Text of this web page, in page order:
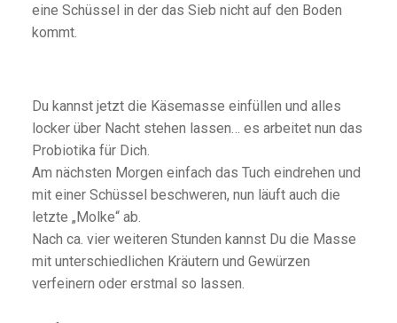
eine Schüssel in der das Sieb nicht auf den Boden
kommt.
Du kannst jetzt die Käsemasse einfüllen und alles
locker über Nacht stehen lassen… es arbeitet nun das
Probiotika für Dich.
Am nächsten Morgen einfach das Tuch eindrehen und
mit einer Schüssel beschweren, nun läuft auch die
letzte „Molke“ ab.
Nach ca. vier weiteren Stunden kannst Du die Masse
mit unterschiedlichen Kräutern und Gewürzen
verfeinern oder erstmal so lassen.